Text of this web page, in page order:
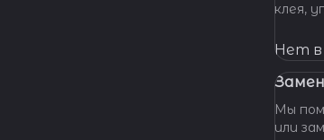
клея,
Нет в
Мы
или